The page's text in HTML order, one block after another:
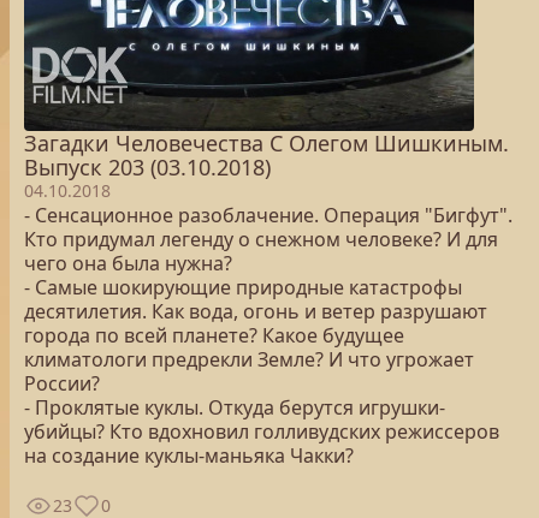
Загадки Человечества С Олегом Шишкиным.
Выпуск 203 (03.10.2018)
04.10.2018
- Сенсационное разоблачение. Операция "Бигфут".
Кто придумал легенду о снежном человеке? И для
чего она была нужна?
- Самые шокирующие природные катастрофы
десятилетия. Как вода, огонь и ветер разрушают
города по всей планете? Какое будущее
климатологи предрекли Земле? И что угрожает
России?
- Проклятые куклы. Откуда берутся игрушки-
убийцы? Кто вдохновил голливудских режиссеров
на создание куклы-маньяка Чакки?
23 0